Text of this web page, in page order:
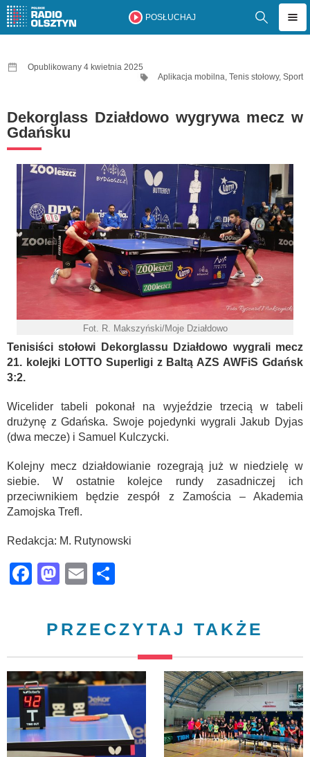
POSŁUCHAJ
Opublikowany 4 kwietnia 2025
Aplikacja mobilna, Tenis stołowy, Sport
Dekorglass Działdowo wygrywa mecz w
Gdańsku
Fot. R. Makszyński/Moje Działdowo
Tenisiści stołowi Dekorglassu Działdowo wygrali mecz
21. kolejki LOTTO Superligi z Baltą AZS AWFiS Gdańsk
3:2.
Wicelider tabeli pokonał na wyjeździe trzecią w tabeli
drużynę z Gdańska. Swoje pojedynki wygrali Jakub Dyjas
(dwa mecze) i Samuel Kulczycki.
Kolejny mecz działdowianie rozegrają już w niedzielę w
siebie. W ostatnie kolejce rundy zasadniczej ich
przeciwnikiem będzie zespół z Zamościa – Akademia
Zamojska Trefl.
Redakcja: M. Rutynowski
Facebook
Mastodon
Email
PRZECZYTAJ TAKŻE